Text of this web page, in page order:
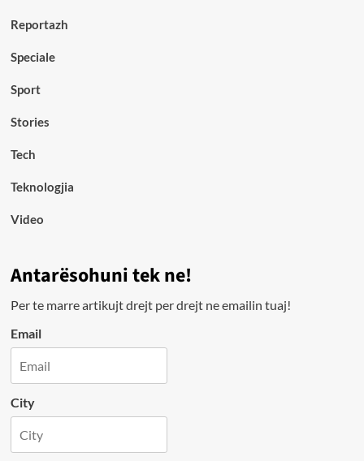
Reportazh
Speciale
Sport
Stories
Tech
Teknologjia
Video
Antarësohuni tek ne!
Per te marre artikujt drejt per drejt ne emailin tuaj!
Email
City